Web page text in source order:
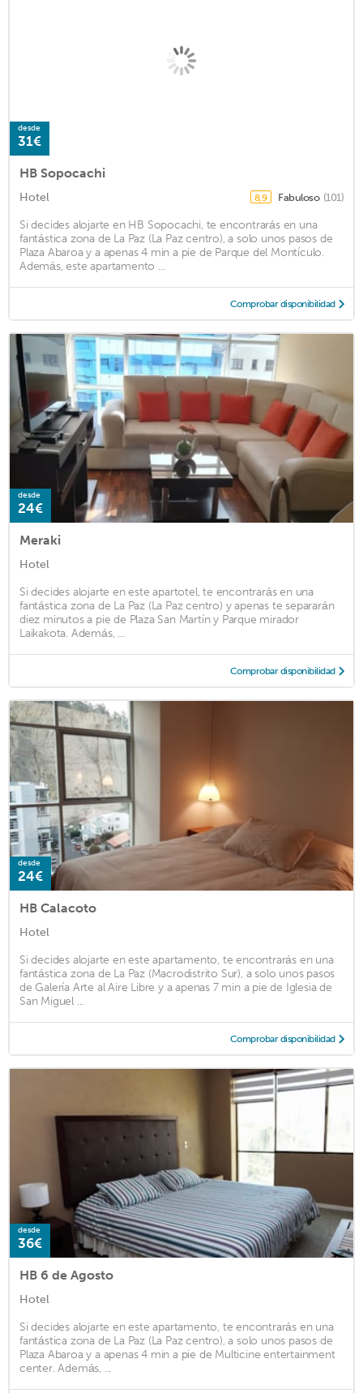
desde
31€
HB Sopocachi
Hotel 8,9 Fabuloso (101)
Si decides alojarte en HB Sopocachi, te encontrarás en una
fantástica zona de La Paz (La Paz centro), a solo unos pasos de
Plaza Abaroa y a apenas 4 min a pie de Parque del Montículo.
Además, este apartamento ...
Comprobar disponibilidad
desde
24€
Meraki
Hotel
Si decides alojarte en este apartotel, te encontrarás en una
fantástica zona de La Paz (La Paz centro) y apenas te separarán
diez minutos a pie de Plaza San Martín y Parque mirador
Laikakota. Además, ...
Comprobar disponibilidad
desde
24€
HB Calacoto
Hotel
Si decides alojarte en este apartamento, te encontrarás en una
fantástica zona de La Paz (Macrodistrito Sur), a solo unos pasos
de Galería Arte al Aire Libre y a apenas 7 min a pie de Iglesia de
San Miguel ...
Comprobar disponibilidad
desde
36€
HB 6 de Agosto
Hotel
Si decides alojarte en este apartamento, te encontrarás en una
fantástica zona de La Paz (La Paz centro), a solo unos pasos de
Plaza Abaroa y a apenas 4 min a pie de Multicine entertainment
center. Además, ...